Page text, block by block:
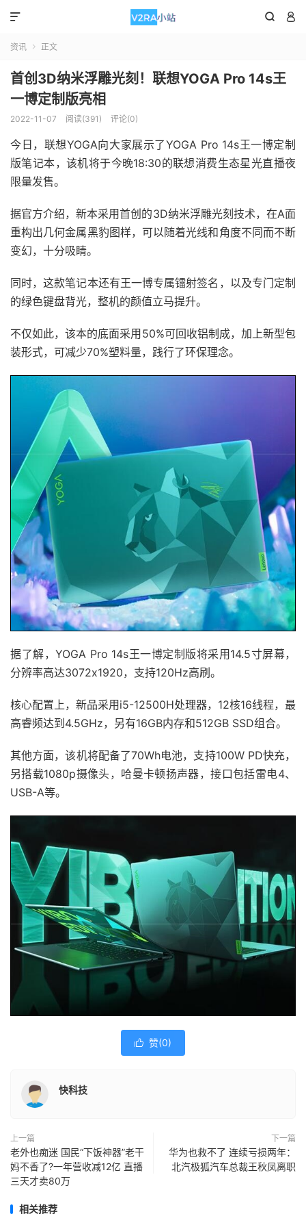
 

资讯  正文
首创3D纳米浮雕光刻！联想YOGA Pro 14s王
一博定制版亮相
2022-11-07 阅读(391) 评论(0)
今日，联想YOGA向大家展示了YOGA Pro 14s王一博定制
版笔记本，该机将于今晚18:30的联想消费生态星光直播夜
限量发售。
据官方介绍，新本采用首创的3D纳米浮雕光刻技术，在A面
重构出几何金属黑豹图样，可以随着光线和角度不同而不断
变幻，十分吸睛。
同时，这款笔记本还有王一博专属镭射签名，以及专门定制
的绿色键盘背光，整机的颜值立马提升。
不仅如此，该本的底面采用50%可回收铝制成，加上新型包
装形式，可减少70%塑料量，践行了环保理念。
据了解，YOGA Pro 14s王一博定制版将采用14.5寸屏幕，
分辨率高达3072x1920，支持120Hz高刷。
核心配置上，新品采用i5-12500H处理器，12核16线程，最
高睿频达到4.5GHz，另有16GB内存和512GB SSD组合。
其他方面，该机将配备了70Wh电池，支持100W PD快充，
另搭载1080p摄像头，哈曼卡顿扬声器，接口包括雷电4、
USB-A等。
 赞(0)
快科技
上一篇
老外也痴迷 国民“下饭神器”老干
妈不香了?一年营收减12亿 直播
三天才卖80万
下一篇
华为也救不了 连续亏损两年：
北汽极狐汽车总裁王秋凤离职
相关推荐